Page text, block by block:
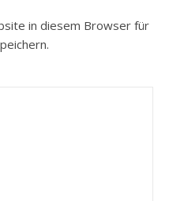
in diesem Browser für